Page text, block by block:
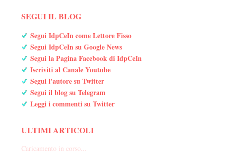
SEGUI IL BLOG
Segui IdpCeIn come Lettore Fisso
Segui IdpCeIn su Google News
Segui la Pagina Facebook di IdpCeIn
Iscriviti al Canale Youtube
Segui l'autore su Twitter
Segui il blog su Telegram
Leggi i commenti su Twitter
ULTIMI ARTICOLI
Caricamento in corso...